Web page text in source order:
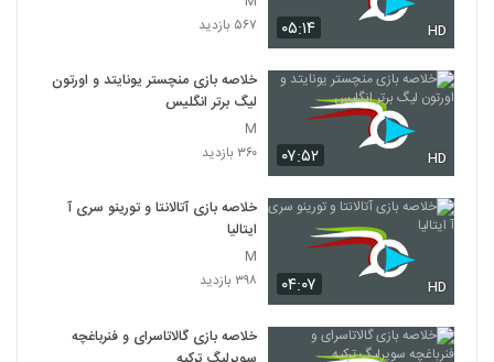
۰۵:۱۴ HD
۵۶۷ بازدید
۰۷:۵۲ HD
خلاصه بازی منچستر یونایتد و اورتون
لیگ برتر انگلیس
M
۳۶۰ بازدید
۰۴:۰۷ HD
خلاصه بازی آتالانتا و تورینو سری آ
ایتالیا
M
۳۹۸ بازدید
خلاصه بازی گالاتاسرای و فنرباغچه